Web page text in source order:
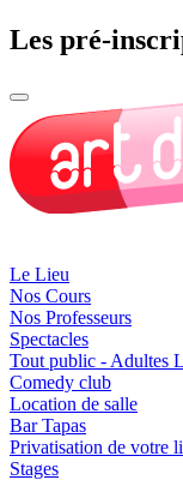
Les pré-
Le Lieu
Nos Cours
Nos Professeurs
Spectacles
Tout public - Adultes
Comedy club
Location de salle
Bar Tapas
Privatisation de votre
Stages